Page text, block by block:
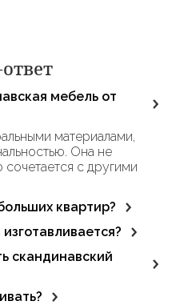
мебель от
материалами,
Она не
сочетается с другими
квартир?
и компактным
идеально смотрится в
дерева (дуб, ясень,
Все материалы
скандинавский
современным